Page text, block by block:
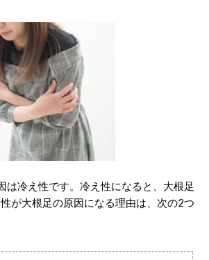
は冷え性です。冷え性になると、大根足
が大根足の原因になる理由は、次の2つ